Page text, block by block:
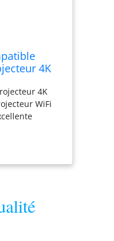
4K
2*18W
Home
4K
WiFi
image
dans un
chambre
laser tri-